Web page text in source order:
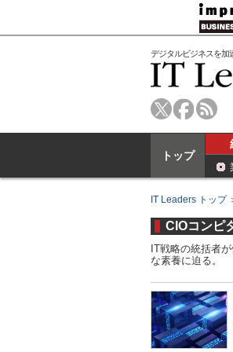
デジタルビジネスを加
トップ
IT Leaders トップ
CIOコンピ
IT戦略の統括者
な素養に迫る。